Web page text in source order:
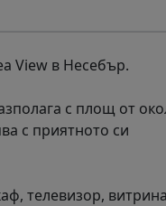
View в Несебър.
с площ от
с приятното си
телевизор,